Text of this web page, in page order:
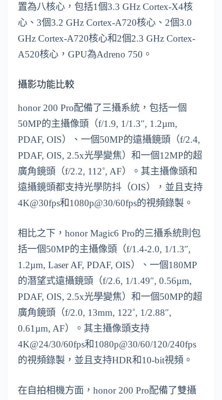
置為八核心，包括1個3.3 GHz Cortex-X4核
心、3個3.2 GHz Cortex-A720核心、2個3.0
GHz Cortex-A720核心和2個2.3 GHz Cortex-
A520核心，GPU為Adreno 750。
攝影功能比較
honor 200 Pro配備了三攝系統，包括一個
50MP的主攝像頭（f/1.9, 1/1.3″, 1.2µm,
PDAF, OIS）、一個50MP的遠攝鏡頭（f/2.4,
PDAF, OIS, 2.5x光學變焦）和一個12MP的超
廣角鏡頭（f/2.2, 112˚, AF）。其主攝像頭和
遠攝鏡頭都支持光學防抖（OIS），並且支持
4K@30fps和1080p@30/60fps的視頻錄製。
相比之下，honor Magic6 Pro的三攝系統則包
括一個50MP的主攝像頭（f/1.4-2.0, 1/1.3″,
1.2µm, Laser AF, PDAF, OIS）、一個180MP
的潛望式遠攝鏡頭（f/2.6, 1/1.49″, 0.56µm,
PDAF, OIS, 2.5x光學變焦）和一個50MP的超
廣角鏡頭（f/2.0, 13mm, 122˚, 1/2.88″,
0.61µm, AF）。其主攝像頭支持
4K@24/30/60fps和1080p@30/60/120/240fps
的視頻錄製，並且支持HDR和10-bit視頻。
在自拍相機方面，honor 200 Pro配備了雙攝